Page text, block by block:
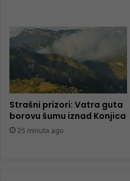
Strašni prizori: Vatra guta
borovu šumu iznad Konjica
25 minuta ago